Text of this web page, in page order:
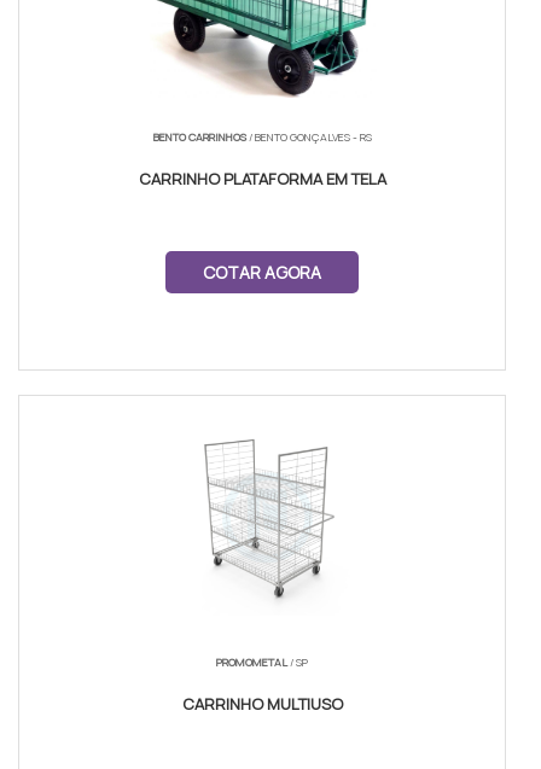
BENTO CARRINHOS/ BENTO GONÇALVES - RS
CARRINHO PLATAFORMA EM TELA
COTAR AGORA
PROMOMETAL/ SP
CARRINHO MULTIUSO